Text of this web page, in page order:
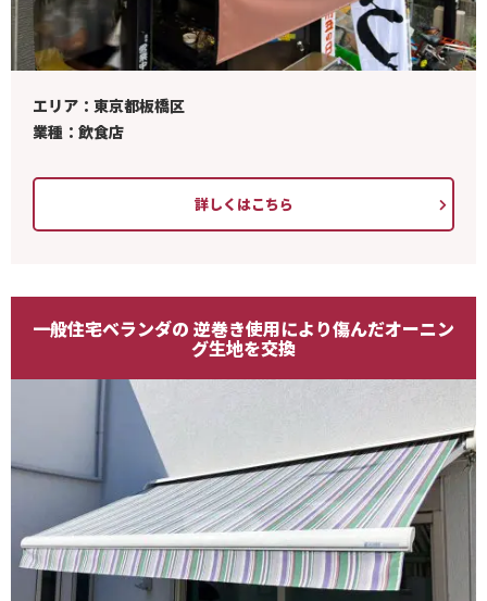
エリア：東京都板橋区
業種：飲食店
詳しくはこちら
一般住宅ベランダの 逆巻き使用により傷んだオーニン
グ生地を交換